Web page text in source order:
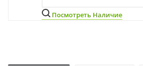
Посмотреть Наличие